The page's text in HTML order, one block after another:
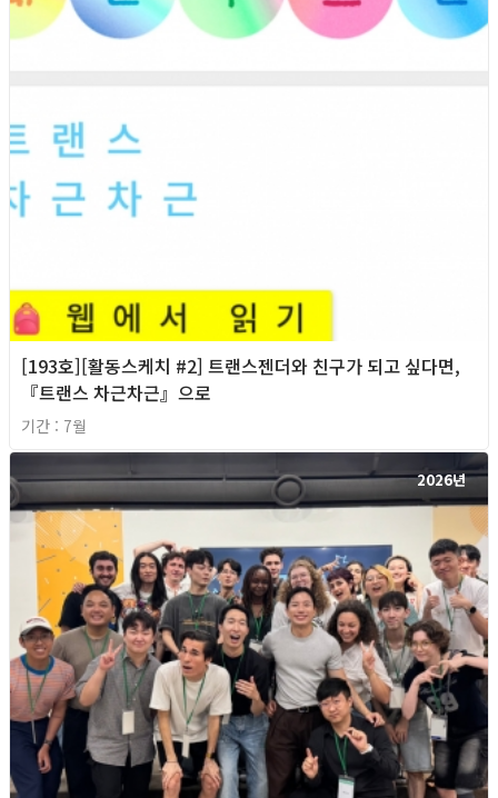
[193호][활동스케치 #2] 트랜스젠더와 친구가 되고 싶다면,
『트랜스 차근차근』으로
기간 : 7월
2026년